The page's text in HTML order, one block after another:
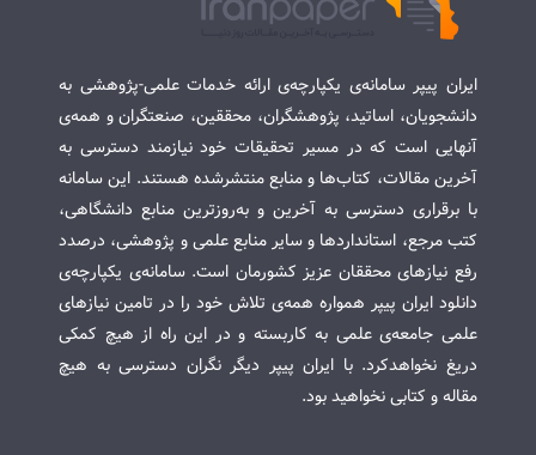
ایران پیپر سامانه‌ی یکپارچه‌ی ارائه خدمات علمی-پژوهشی به
دانشجویان، اساتید، پژوهشگران، محققین، صنعتگران و همه‌ی
آنهایی است که در مسیر تحقیقات خود نیازمند دسترسی به
آخرین مقالات، کتاب‌ها و منابع منتشرشده هستند. این سامانه
با برقراری دسترسی به آخرین و به‌روزترین منابع دانشگاهی،
کتب مرجع، استانداردها و سایر منابع علمی و پژوهشی، درصدد
رفع نیازهای محققان عزیز کشورمان است. سامانه‌ی یکپارچه‌ی
دانلود ایران پیپر همواره همه‌ی تلاش خود را در تامین نیازهای
علمی جامعه‌ی علمی به کاربسته و در این راه از هیچ کمکی
دریغ نخواهدکرد. با ایران پیپر دیگر نگران دسترسی به هیچ
مقاله و کتابی نخواهید بود.